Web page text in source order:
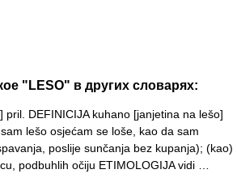
"LESO" в других словарях:
DEFINICIJA kuhano [janjetina na lešo]
lešo osjećam se loše, kao da sam
poslije sunčanja bez kupanja); (kao)
podbuhlih očiju ETIMOLOGIJA vidi …